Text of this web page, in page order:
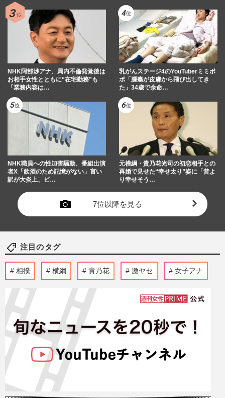
NHK阿部渉アナ、局内不倫発覚後は
お相手女性とともに“在宅勤務”も
「業務内容は…
乳がんステージ4のYouTuberミミポ
ポ「腫瘍が皮膚から飛び出してき
た」34歳で余命…
NHK職員への性加害騒動、番組出演
者X「飲酒のため記憶がない」言い
訳が大炎上、ピ…
元横綱・貴乃花光司の初恋相手との
再婚で見せた“幸せ太り”姿に「昔よ
り幸せそう…
7位以降を見る
注目のタグ
相撲 横綱 貴乃花 激ヤセ 女子アナ